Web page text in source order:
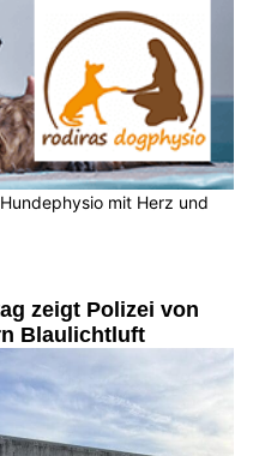
mit Herz und
zeigt Polizei von
Blaulichtluft